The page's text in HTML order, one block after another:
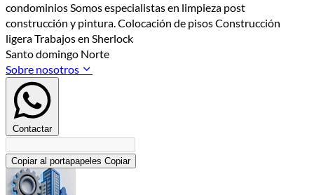
condominios Somos especialistas en limpieza post
construcción y pintura. Colocación de pisos Construcción
ligera Trabajos en Sherlock
Santo domingo Norte
Sobre nosotros
Contactar
Copiar al portapapeles Copiar